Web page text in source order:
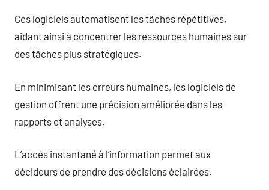
Ces logiciels automatisent les tâches répétitives,
aidant ainsi à concentrer les ressources humaines sur
des tâches plus stratégiques.
En minimisant les erreurs humaines, les logiciels de
gestion offrent une précision améliorée dans les
rapports et analyses.
L’accès instantané à l’information permet aux
décideurs de prendre des décisions éclairées.